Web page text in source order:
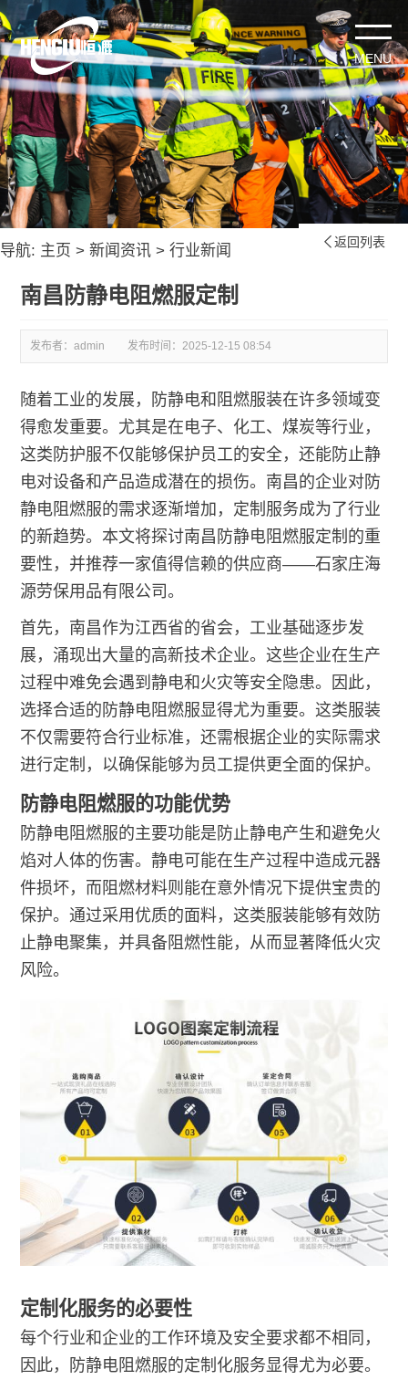
导航: 主页 > 新闻资讯 > 行业新闻  返回列表
南昌防静电阻燃服定制
发布者：admin 发布时间：2025-12-15 08:54
随着工业的发展，防静电和阻燃服装在许多领域变
得愈发重要。尤其是在电子、化工、煤炭等行业，
这类防护服不仅能够保护员工的安全，还能防止静
电对设备和产品造成潜在的损伤。南昌的企业对防
静电阻燃服的需求逐渐增加，定制服务成为了行业
的新趋势。本文将探讨南昌防静电阻燃服定制的重
要性，并推荐一家值得信赖的供应商——石家庄海
源劳保用品有限公司。
首先，南昌作为江西省的省会，工业基础逐步发
展，涌现出大量的高新技术企业。这些企业在生产
过程中难免会遇到静电和火灾等安全隐患。因此，
选择合适的防静电阻燃服显得尤为重要。这类服装
不仅需要符合行业标准，还需根据企业的实际需求
进行定制，以确保能够为员工提供更全面的保护。
防静电阻燃服的功能优势
防静电阻燃服的主要功能是防止静电产生和避免火
焰对人体的伤害。静电可能在生产过程中造成元器
件损坏，而阻燃材料则能在意外情况下提供宝贵的
保护。通过采用优质的面料，这类服装能够有效防
止静电聚集，并具备阻燃性能，从而显著降低火灾
风险。
定制化服务的必要性
每个行业和企业的工作环境及安全要求都不相同，
因此，防静电阻燃服的定制化服务显得尤为必要。